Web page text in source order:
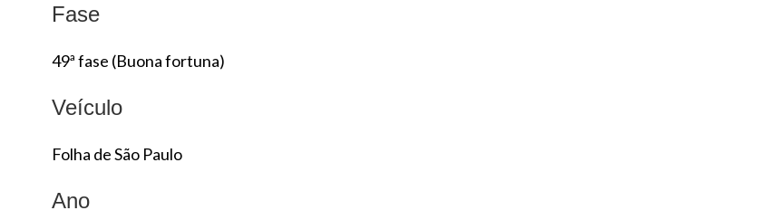
Fase
49ª fase (Buona fortuna)
Veículo
Folha de São Paulo
Ano